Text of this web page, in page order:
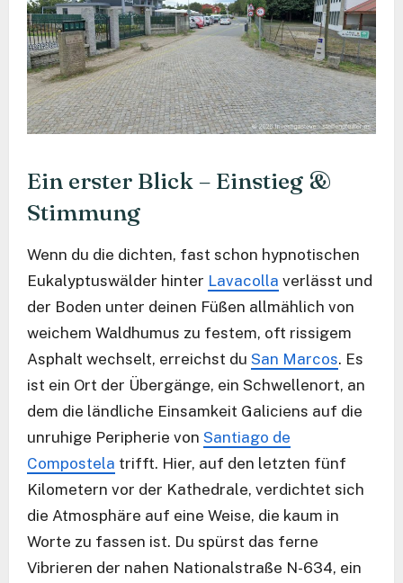
Ein erster Blick – Einstieg &
Stimmung
Wenn du die dichten, fast schon hypnotischen
Eukalyptuswälder hinter Lavacolla verlässt und
der Boden unter deinen Füßen allmählich von
weichem Waldhumus zu festem, oft rissigem
Asphalt wechselt, erreichst du San Marcos. Es
ist ein Ort der Übergänge, ein Schwellenort, an
dem die ländliche Einsamkeit Galiciens auf die
unruhige Peripherie von Santiago de
Compostela trifft. Hier, auf den letzten fünf
Kilometern vor der Kathedrale, verdichtet sich
die Atmosphäre auf eine Weise, die kaum in
Worte zu fassen ist. Du spürst das ferne
Vibrieren der nahen Nationalstraße N-634, ein